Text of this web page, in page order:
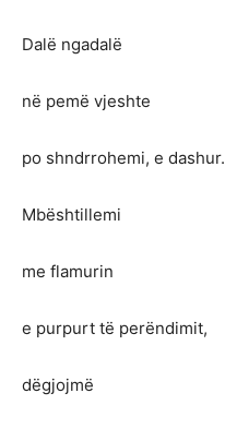
Dalë ngadalë
në pemë vjeshte
po shndrrohemi, e dashur.
Mbështillemi
me flamurin
e purpurt të perëndimit,
dëgjojmë